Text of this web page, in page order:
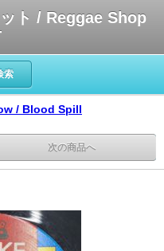
ト / Reggae Shop
索
/ Blood Spill
次の商品へ